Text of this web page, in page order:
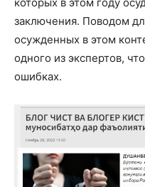
заключения. Поводом
осужденных в этом
одного из экспертов,
ошибках.